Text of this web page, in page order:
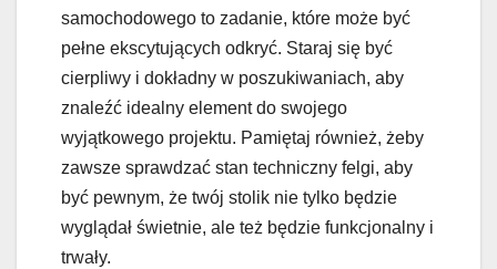
samochodowego to zadanie, które może być
pełne ekscytujących odkryć. Staraj się być
cierpliwy i dokładny w poszukiwaniach, aby
znaleźć idealny element do swojego
wyjątkowego projektu. Pamiętaj również, żeby
zawsze sprawdzać stan techniczny felgi, aby
być pewnym, że twój stolik nie tylko będzie
wyglądał świetnie, ale też będzie funkcjonalny i
trwały.